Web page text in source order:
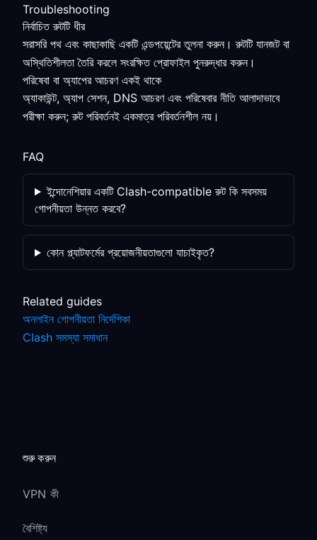
Troubleshooting
নির্বাচিত রুটটি ধীর
সরাসরি পথ এবং কাছাকাছি একটি এন্ডপয়েন্টের তুলনা করুন। রুটটি যানজট বা
অস্থিতিশীলতা তৈরি করলে সংরক্ষিত প্রোফাইল পুনরুদ্ধার করুন।
পরিষেবা বা অ্যাপের আচরণ একই থাকে
অ্যাকাউন্ট, অ্যাপ সেশন, DNS আচরণ এবং পরিষেবার নীতি আলাদাভাবে
পরীক্ষা করুন; রুট পরিবর্তনই একমাত্র পরিবর্তনশীল নয়।
FAQ
ইন্দোনেশিয়ার একটি Clash-compatible রুট কি সবসময়
গোপনীয়তা উন্নত করবে?
কোন প্ল্যাটফর্মের প্রয়োজনীয়তাগুলো যাচাইকৃত?
Related guides
অনলাইন গোপনীয়তা নির্দেশিকা
Clash সমস্যা সমাধান
শুরু করুন
VPN কী
বৈশিষ্ট্য